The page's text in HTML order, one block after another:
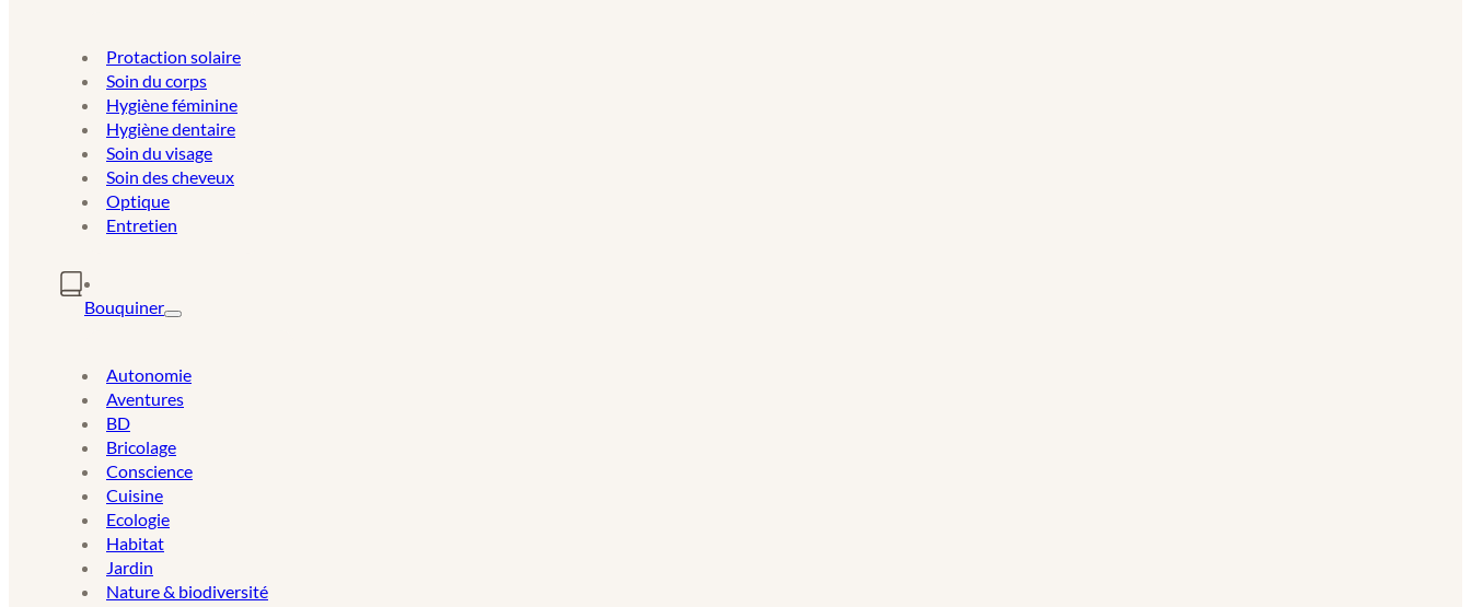
Protaction solaire
Soin du corps
Hygiène féminine
Hygiène dentaire
Soin du visage
Soin des cheveux
Optique
Entretien
Bouquiner
Autonomie
Aventures
BD
Bricolage
Conscience
Cuisine
Ecologie
Habitat
Jardin
Nature & biodiversité